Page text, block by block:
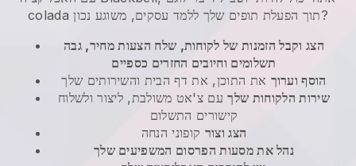
colada תוך הפעלת תופים שלך ללמד עסקים, משוגע נכון?
הצג וקבל הזמנות של לקוחות, שלח הצעות מחיר, גבה
תשלומים וחיובים החזרים כספיים
הוסף וערוך את התוכן, את דף הבית והשירותים שלך
שירות הלקוחות שלךעם צ'אט משולבת, ליצור ולשלוח
קישורים התשלום
הצג וצור קופוני הנחה
נהל את מסעות הפרסום המשפיעים שלך